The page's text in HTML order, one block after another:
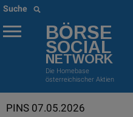
Suche
BÖRSE
SOCIAL
NETWORK
Die Homebase
österreichischer Aktien
PINS 07.05.2026